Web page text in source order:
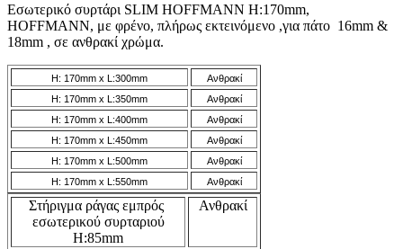
Εσωτερικό συρτάρι SLIM HOFFMANN H:170mm,
HOFFMANN, με φρένο, πλήρως εκτεινόμενο ,για πάτο 16mm &
18mm , σε ανθρακί χρώμα.
H: 170mm x L:300mm
Ανθρακί
H: 170mm x L:350mm
Ανθρακί
H: 170mm x L:400mm
Ανθρακί
H: 170mm x L:450mm
Ανθρακί
H: 170mm x L:500mm
Ανθρακί
H: 170mm x L:550mm
Ανθρακί
Στήριγμα ράγας εμπρός
εσωτερικού συρταριού
H:85mm
Ανθρακί